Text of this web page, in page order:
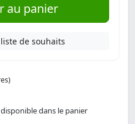
dans le panier
au panier
de souhaits